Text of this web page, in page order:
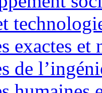
exactes et
de